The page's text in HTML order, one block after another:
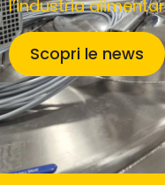
l’industria
Scopri le news